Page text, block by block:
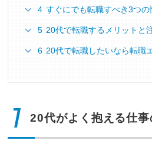
4 すぐにでも転職すべき3つの
5 20代で転職するメリットと
6 20代で転職したいなら転職
1 20代がよく抱える仕事